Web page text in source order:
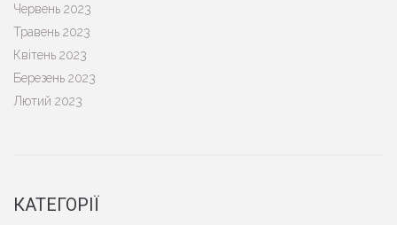
Червень 2023
Травень 2023
Квітень 2023
Березень 2023
Лютий 2023
КАТЕГОРІЇ